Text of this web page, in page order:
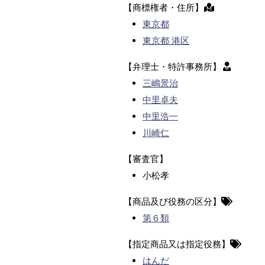
【商標権者・住所】
東京都
東京都 港区
【弁理士・特許事務所】
三嶋景治
中里卓夫
中里浩一
川崎仁
【審査官】
小松孝
【商品及び役務の区分】
第６類
【指定商品又は指定役務】
はんだ